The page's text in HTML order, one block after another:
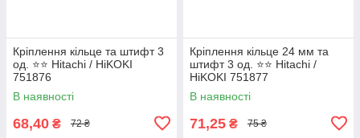
Кріплення кільце та штифт 3
од. ⭐️⭐️ Hitachi / HiKOKI
751876
В наявності
68,40 ₴ 72 ₴
Кріплення кільце 24 мм та
штифт 3 од. ⭐️⭐️ Hitachi /
HiKOKI 751877
В наявності
71,25 ₴ 75 ₴